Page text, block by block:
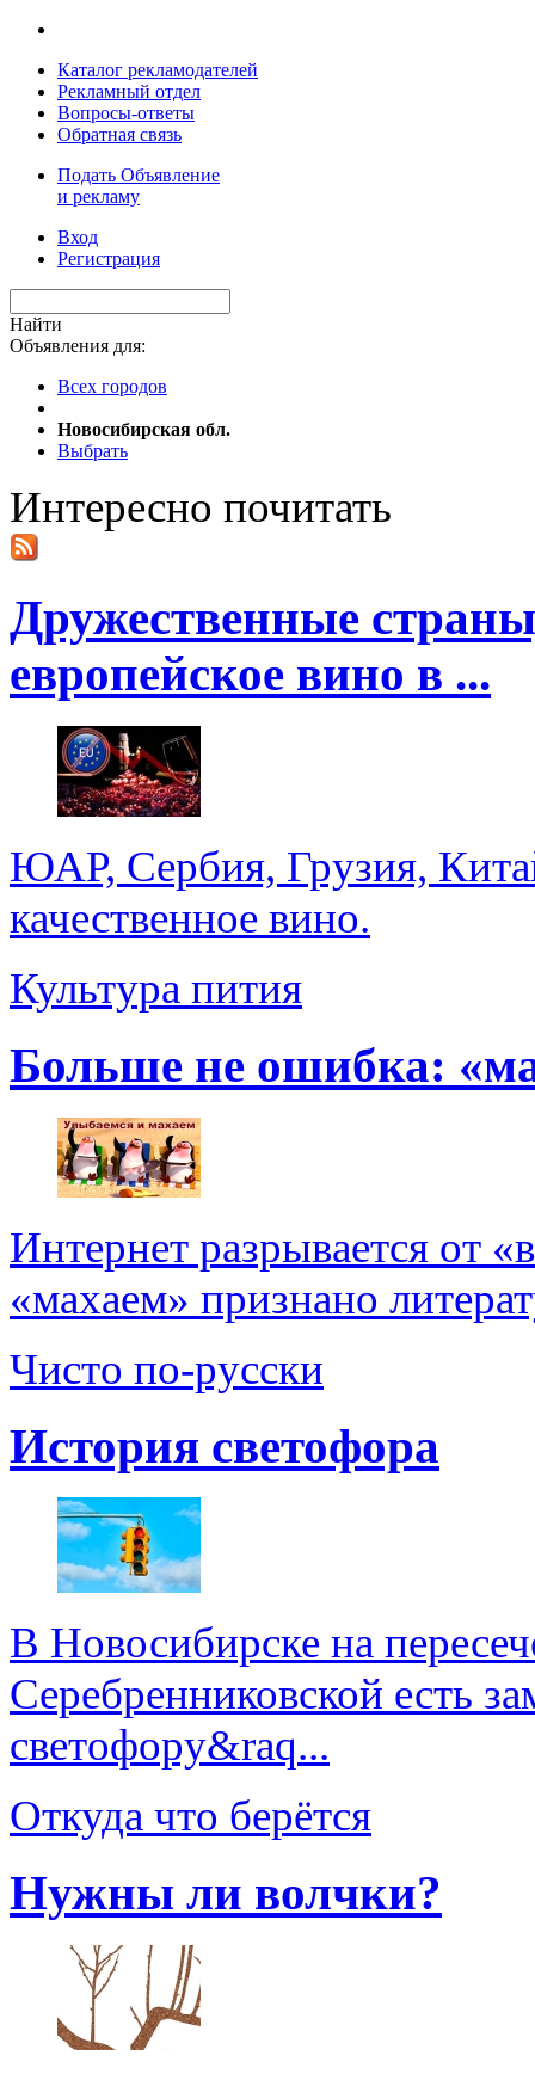
Каталог рекламодателей
Рекламный отдел
Вопросы-ответы
Обратная связь
Подать Объявление
и рекламу
Вход
Регистрация
Найти
Объявления для:
Всех городов
Новосибирская обл.
Выбрать
Интересно почитать
Дружественные
европейское вино в ...
ЮАР, Сербия, Грузия,
качественное вино.
Культура пития
Больше не ошибка:
Интернет разрывается от
«махаем» признано
Чисто по-русски
История светофора
В Новосибирске на
Серебренниковской есть
светофору&raq...
Откуда что берётся
Нужны ли волчки?